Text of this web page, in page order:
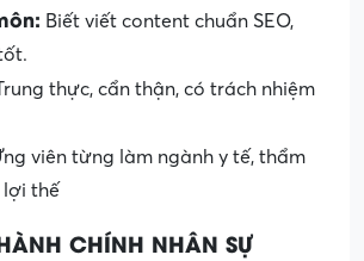
Biết viết content chuẩn SEO,
thực, cẩn thận, có trách nhiệm
viên từng làm ngành y tế, thẩm
lợi thế
CHÍNH NHÂN SỰ